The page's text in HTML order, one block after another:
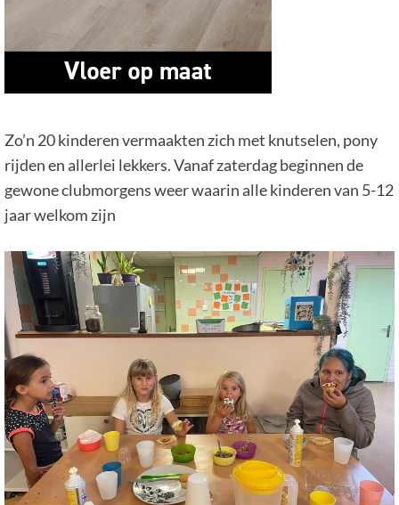
Zo’n 20 kinderen vermaakten zich met knutselen, pony
rijden en allerlei lekkers. Vanaf zaterdag beginnen de
gewone clubmorgens weer waarin alle kinderen van 5-12
jaar welkom zijn